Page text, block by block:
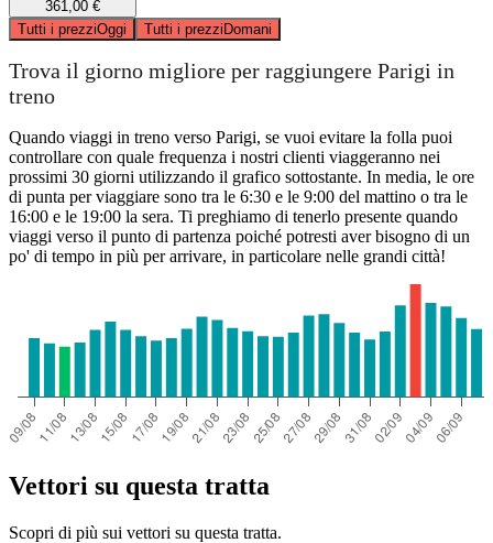
361,00 €
Tutti i prezziOggi Tutti i prezziDomani
Trova il giorno migliore per raggiungere Parigi in
treno
Quando viaggi in treno verso Parigi, se vuoi evitare la folla puoi
controllare con quale frequenza i nostri clienti viaggeranno nei
prossimi 30 giorni utilizzando il grafico sottostante. In media, le ore
di punta per viaggiare sono tra le 6:30 e le 9:00 del mattino o tra le
16:00 e le 19:00 la sera. Ti preghiamo di tenerlo presente quando
viaggi verso il punto di partenza poiché potresti aver bisogno di un
po' di tempo in più per arrivare, in particolare nelle grandi città!
Vettori su questa tratta
Scopri di più sui vettori su questa tratta.